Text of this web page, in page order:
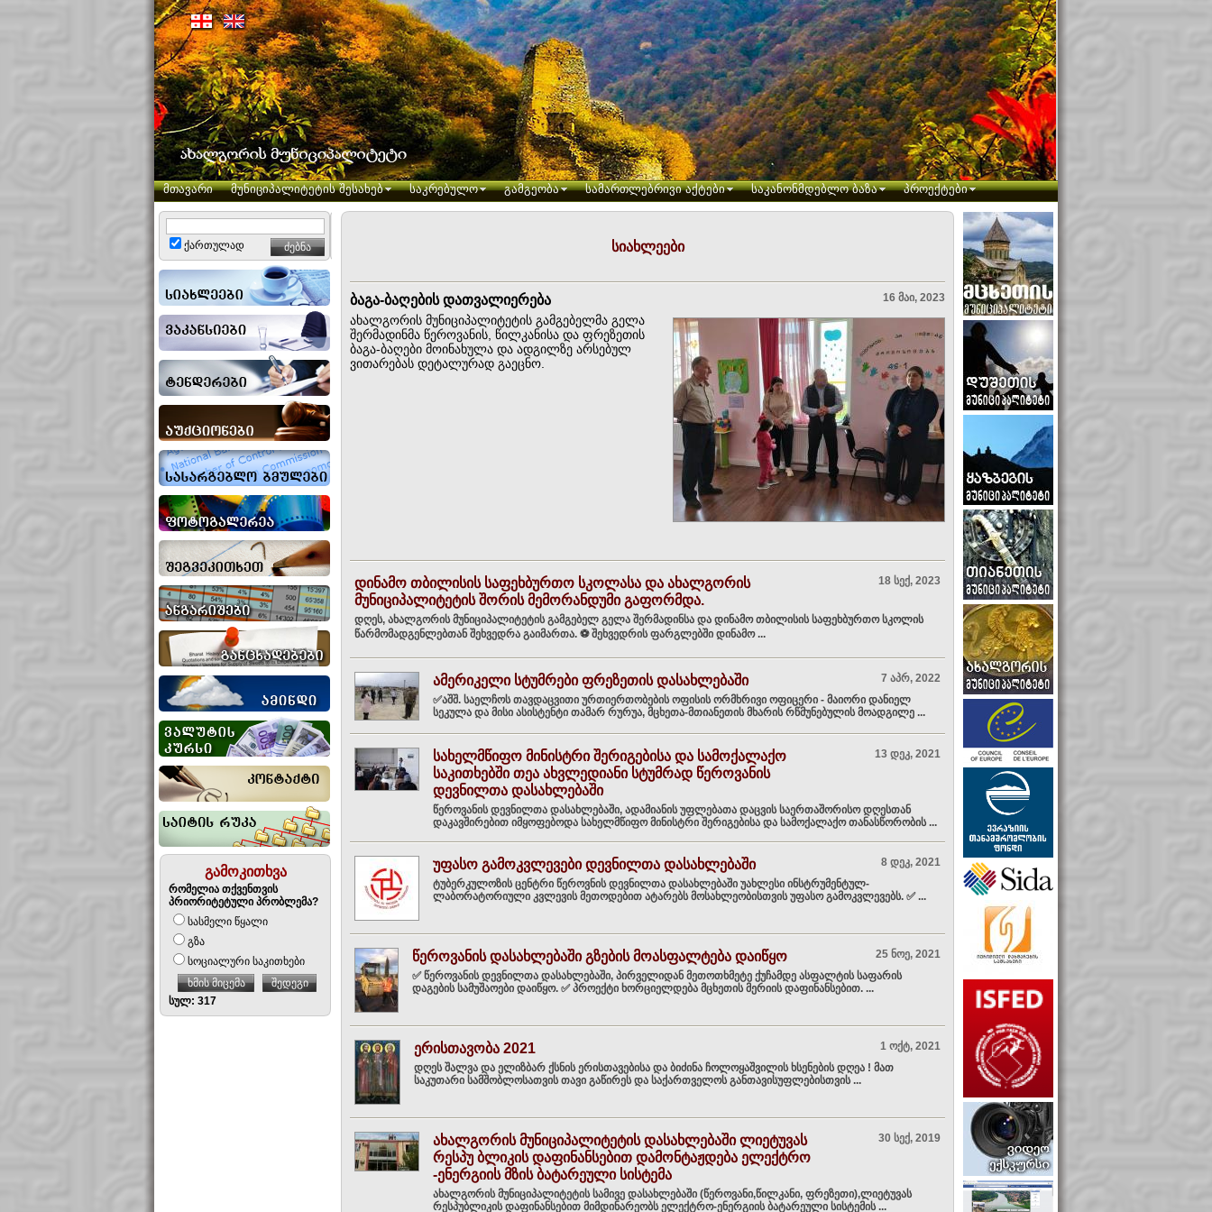
მთავარი მუნიციპალიტეტის შესახებ საკრებულო გამგეობა სამართლებრივი აქტები საკანონმდებლო ბაზა პროექტები
ქართულად
გამოკითხვა
რომელია თქვენთვის
პრიორიტეტული პრობლემა?
სასმელი წყალი
გზა
სოციალური საკითხები
ხმის მიცემა
შედეგი
სულ: 317
სიახლეები
ბაგა-ბაღების დათვალიერება 16 მაი, 2023
ახალგორის მუნიციპალიტეტის გამგებელმა გელა
შერმადინმა წეროვანის, წილკანისა და ფრეზეთის
ბაგა-ბაღები მოინახულა და ადგილზე არსებულ
ვითარებას დეტალურად გაეცნო.
დინამო თბილისის საფეხბურთო სკოლასა და ახალგორის
მუნიციპალიტეტის შორის მემორანდუმი გაფორმდა.
18 სექ, 2023
დღეს, ახალგორის მუნიციპალიტეტის გამგებელ გელა შერმადინსა და დინამო თბილისის საფეხბურთო სკოლის
წარმომადგენლებთან შეხვედრა გაიმართა. ⚽️ შეხვედრის ფარგლებში დინამო ...
ამერიკელი სტუმრები ფრეზეთის დასახლებაში
7 აპრ, 2022
✅აშშ. საელჩოს თავდაცვითი ურთიერთობების ოფისის ორმხრივი ოფიცერი - მაიორი დანიელ
სეკულა და მისი ასისტენტი თამარ რურუა, მცხეთა-მთიანეთის მხარის რწმუნებულის მოადგილე ...
სახელმწიფო მინისტრი შერიგებისა და სამოქალაქო
საკითხებში თეა ახვლედიანი სტუმრად წეროვანის
დევნილთა დასახლებაში
13 დეკ, 2021
წეროვანის დევნილთა დასახლებაში, ადამიანის უფლებათა დაცვის საერთაშორისო დღესთან
დაკავშირებით იმყოფებოდა სახელმწიფო მინისტრი შერიგებისა და სამოქალაქო თანასწორობის ...
უფასო გამოკვლევები დევნილთა დასახლებაში
8 დეკ, 2021
ტუბერკულოზის ცენტრი წეროვნის დევნილთა დასახლებაში უახლესი ინსტრუმენტულ-
ლაბორატორიული კვლევის მეთოდებით ატარებს მოსახლეობისთვის უფასო გამოკვლევებს. ✅ ...
წეროვანის დასახლებაში გზების მოასფალტება დაიწყო
25 ნოე, 2021
✅ წეროვანის დევნილთა დასახლებაში, პირველიდან მეთოთხმეტე ქუჩამდე ასფალტის საფარის
დაგების სამუშაოები დაიწყო. ✅ პროექტი ხორციელდება მცხეთის მერიის დაფინანსებით. ...
ერისთავობა 2021
1 ოქტ, 2021
დღეს შალვა და ელიზბარ ქსნის ერისთავებისა და ბიძინა ჩოლოყაშვილის ხსენების დღეა ! მათ
საკუთარი სამშობლოსათვის თავი გაწირეს და საქართველოს განთავისუფლებისთვის ...
ახალგორის მუნიციპალიტეტის დასახლებაში ლიეტუვას
რესპუ ბლიკის დაფინანსებით დამონტაჟდება ელექტრო
-ენერგიის მზის ბატარეული სისტემა
30 სექ, 2019
ახალგორის მუნიციპალიტეტის სამივე დასახლებაში (წეროვანი,წილკანი, ფრეზეთი),ლიეტუვას
რესპუბლიკის დაფინანსებით მიმდინარეობს ელექტრო-ენერგიის ბატარეული სისტემის ...